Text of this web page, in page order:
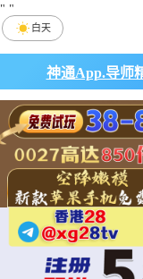
白天
" "